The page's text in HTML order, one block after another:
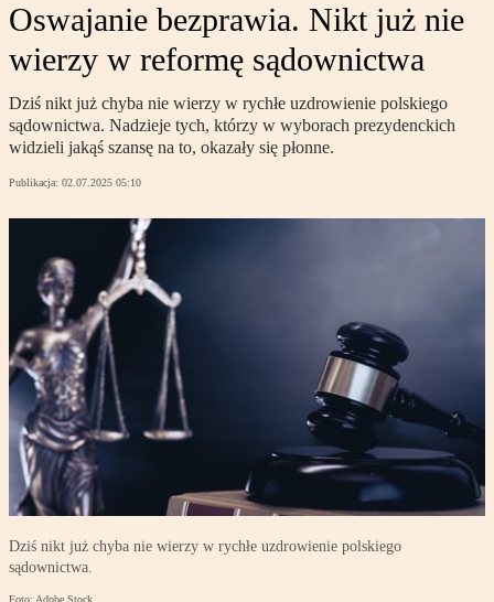
Oswajanie bezprawia. Nikt już nie
wierzy w reformę sądownictwa
Dziś nikt już chyba nie wierzy w rychłe uzdrowienie polskiego
sądownictwa. Nadzieje tych, którzy w wyborach prezydenckich
widzieli jakąś szansę na to, okazały się płonne.
Publikacja: 02.07.2025 05:10
Dziś nikt już chyba nie wierzy w rychłe uzdrowienie polskiego
sądownictwa.
Foto: Adobe Stock